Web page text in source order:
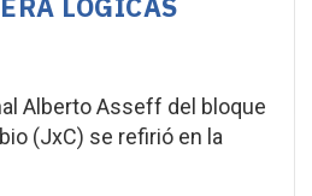
Alberto Asseff del bloque
(JxC) se refirió en la